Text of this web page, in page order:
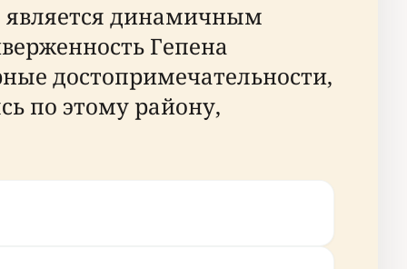
является динамичным
Гепена
достопримечательности,
по этому району,